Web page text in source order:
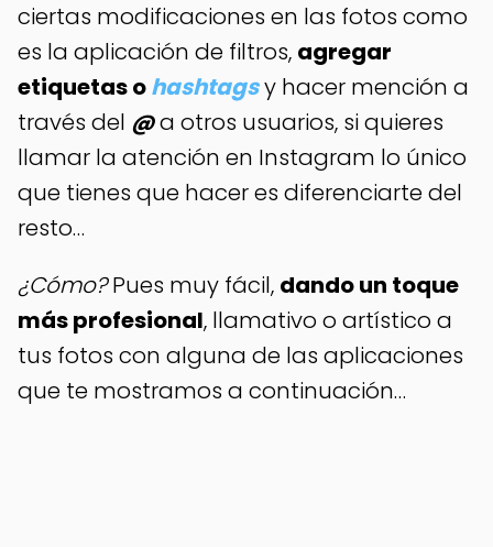
ciertas modificaciones en las fotos como
es la aplicación de filtros, agregar
etiquetas ohashtagsy hacer mención a
través del @a otros usuarios, si quieres
llamar la atención en Instagram lo único
que tienes que hacer es diferenciarte del
resto…
¿Cómo?Pues muy fácil, dando un toque
más profesional, llamativo o artístico a
tus fotos con alguna de las aplicaciones
que te mostramos a continuación…